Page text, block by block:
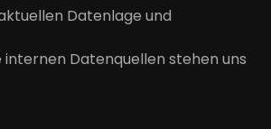
Datenlage und
internen Datenquellen stehen uns